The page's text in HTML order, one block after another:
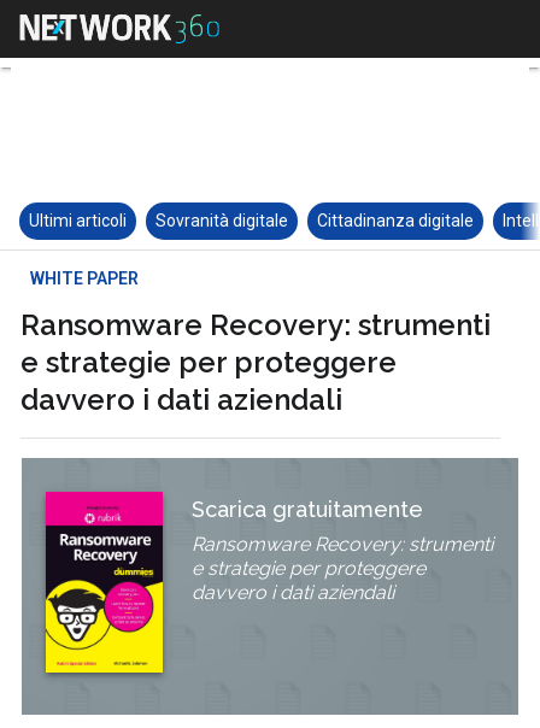
Ultimi articoli Sovranità digitale Cittadinanza digitale
WHITE PAPER
Ransomware Recovery: strumenti
e strategie per proteggere
davvero i dati aziendali
Scarica gratuitamente
Ransomware Recovery: strumenti
e strategie per proteggere
davvero i dati aziendali